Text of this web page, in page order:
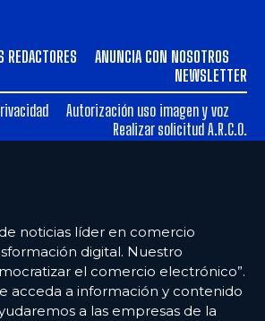
REDACTORES
ANUNCIA CON NOSOTROS
NEWSLETTER
Autorización uso imagen y voz
Realizar solicitud A.R.C.O.
noticias líder en comercio
digital. Nuestro
el comercio electrónico”.
acceda a información y contenido
a las empresas de la